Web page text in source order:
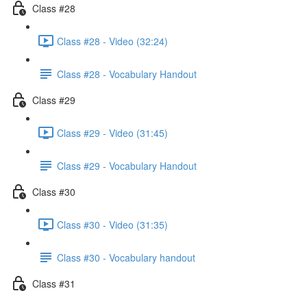
Class #28
Class #28 - Video (32:24)
Class #28 - Vocabulary Handout
Class #29
Class #29 - Video (31:45)
Class #29 - Vocabulary Handout
Class #30
Class #30 - Video (31:35)
Class #30 - Vocabulary handout
Class #31